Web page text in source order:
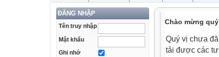
ĐĂNG NHẬP
Tên truy nhập
Mật khẩu
Ghi nhớ
Chào mừng
Quý vị chưa
tải được các